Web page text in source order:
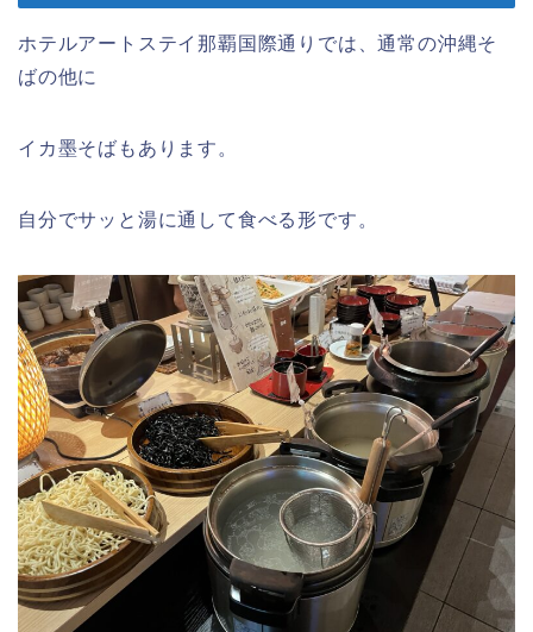
ホテルアートステイ那覇国際通りでは、通常の沖縄そ
ばの他に
イカ墨そばもあります。
自分でサッと湯に通して食べる形です。